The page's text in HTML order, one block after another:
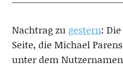
Nachtrag zu gestern:
Seite, die Michael
unter dem